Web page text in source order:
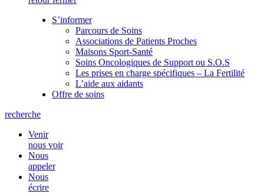
S’informer
Parcours de Soins
Associations de Patients Proches
Maisons Sport-Santé
Soins Oncologiques de Support ou S.O.S
Les prises en charge spécifiques – La Fertilité
L’aide aux aidants
Offre de soins
recherche
Venir
nous voir
Nous
appeler
Nous
écrire